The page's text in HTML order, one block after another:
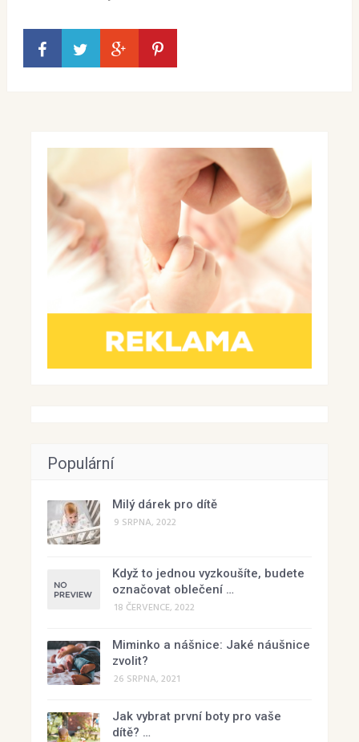
Populární
Milý dárek pro dítě
9 SRPNA, 2022
Když to jednou vyzkoušíte, budete
označovat oblečení …
18 ČERVENCE, 2022
Miminko a nášnice: Jaké náušnice
zvolit?
26 SRPNA, 2021
Jak vybrat první boty pro vaše
dítě? …